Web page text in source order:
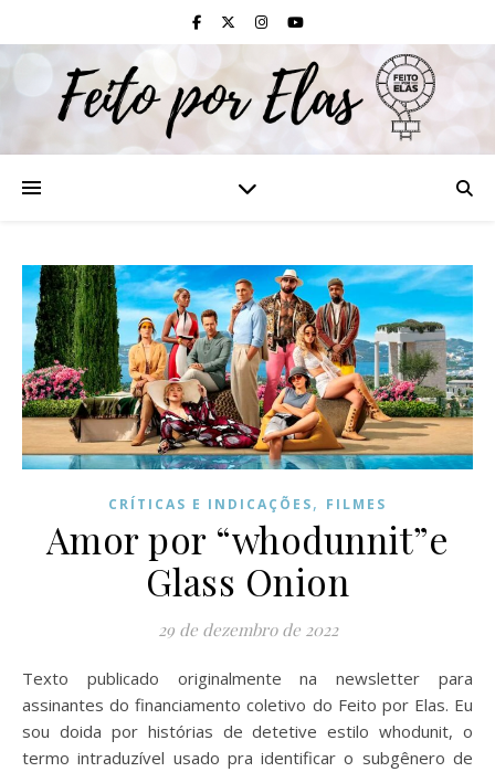
CRÍTICAS E INDICAÇÕES, FILMES
Amor por “whodunnit”e
Glass Onion
29 de dezembro de 2022
Texto publicado originalmente na newsletter para
assinantes do financiamento coletivo do Feito por Elas. Eu
sou doida por histórias de detetive estilo whodunit, o
termo intraduzível usado pra identificar o subgênero de